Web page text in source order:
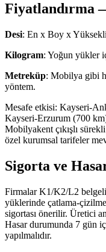
Fiyatlandırma
Desi: En x Boy x
Kilogram: Yoğun yükler
Metreküp: Mobilya gibi
yöntem.
Mesafe etkisi: Kayseri-
Kayseri-Erzurum (700
Mobilyakent çıkışlı
özel kurumsal tarifeler
Sigorta ve
Firmalar K1/K2/L2 belgeli
yüklerinde çatlama-
sigortası önerilir. Üretici
Hasar durumunda 7 gün
yapılmalıdır.